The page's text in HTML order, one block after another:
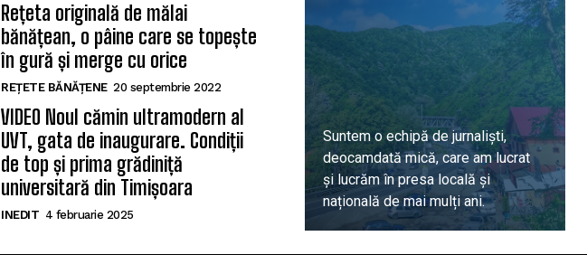
Rețeta originală de mălai
bănățean, o pâine care se topește
în gură și merge cu orice
REȚETE BĂNĂȚENE 20 septembrie 2022
VIDEO Noul cămin ultramodern al
UVT, gata de inaugurare. Condiții
de top și prima grădiniță
universitară din Timișoara
INEDIT 4 februarie 2025
Suntem o echipă de jurnaliști,
deocamdată mică, care am lucrat
și lucrăm în presa locală și
națională de mai mulți ani.